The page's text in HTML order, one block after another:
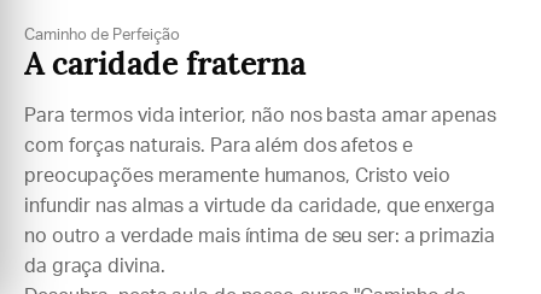
Caminho de Perfeição
A caridade fraterna
Para termos vida interior, não nos basta amar apenas
com forças naturais. Para além dos afetos e
preocupações meramente humanos, Cristo veio
infundir nas almas a virtude da caridade, que enxerga
no outro a verdade mais íntima de seu ser: a primazia
da graça divina.